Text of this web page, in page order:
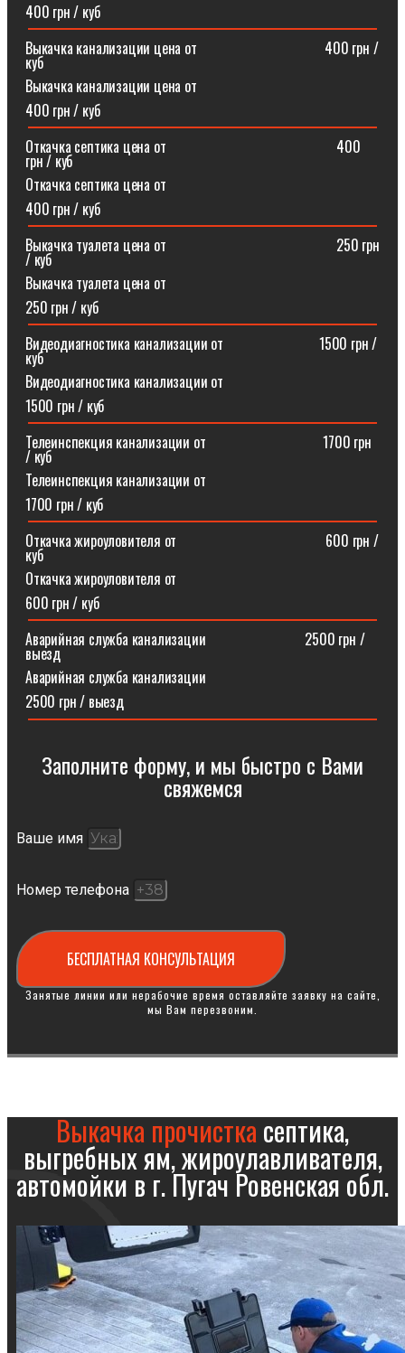
400 грн / куб
Выкачка канализации цена от⠀⠀⠀⠀⠀⠀⠀⠀⠀⠀⠀⠀400 грн /
куб
Выкачка канализации цена от
400 грн / куб
Откачка септика цена от⠀⠀⠀⠀⠀⠀⠀⠀⠀⠀⠀⠀⠀⠀⠀⠀400
грн / куб
Откачка септика цена от
400 грн / куб
Выкачка туалета цена от⠀⠀⠀⠀⠀⠀⠀⠀⠀⠀⠀⠀⠀⠀⠀⠀250 грн
/ куб
Выкачка туалета цена от
250 грн / куб
Видеодиагностика канализации от⠀⠀⠀⠀⠀⠀⠀⠀⠀1500 грн /
куб
Видеодиагностика канализации от
1500 грн / куб
Телеинспекция канализации от⠀⠀⠀⠀⠀⠀⠀⠀⠀⠀⠀1700 грн
/ куб
Телеинспекция канализации от
1700 грн / куб
Откачка жироуловителя от⠀⠀⠀⠀⠀⠀⠀⠀⠀⠀⠀⠀⠀⠀600 грн /
куб
Откачка жироуловителя от
600 грн / куб
Аварийная служба канализации ⠀⠀⠀⠀⠀⠀⠀⠀⠀2500 грн /
выезд
Аварийная служба канализации
2500 грн / выезд
Заполните форму, и мы быстро с Вами
свяжемся​
Ваше имя
Номер телефона
БЕСПЛАТНАЯ КОНСУЛЬТАЦИЯ
Занятые линии или нерабочие время оставляйте заявку на сайте,
мы Вам перезвоним.
Выкачка прочисткасептика,
выгребных ям, жироулавливателя,
автомойки в г. Пугач Ровенская обл.